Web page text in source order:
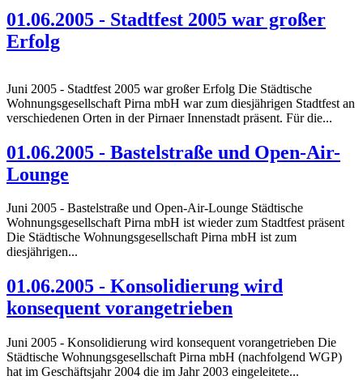
01.06.2005 - Stadtfest 2005 war großer
Erfolg
Juni 2005 - Stadtfest 2005 war großer Erfolg Die Städtische
Wohnungsgesellschaft Pirna mbH war zum diesjährigen Stadtfest an
verschiedenen Orten in der Pirnaer Innenstadt präsent. Für die...
01.06.2005 - Bastelstraße und Open-Air-
Lounge
Juni 2005 - Bastelstraße und Open-Air-Lounge Städtische
Wohnungsgesellschaft Pirna mbH ist wieder zum Stadtfest präsent
Die Städtische Wohnungsgesellschaft Pirna mbH ist zum
diesjährigen...
01.06.2005 - Konsolidierung wird
konsequent vorangetrieben
Juni 2005 - Konsolidierung wird konsequent vorangetrieben Die
Städtische Wohnungsgesellschaft Pirna mbH (nachfolgend WGP)
hat im Geschäftsjahr 2004 die im Jahr 2003 eingeleitete...